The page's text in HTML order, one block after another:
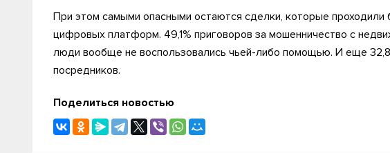
При этом самыми опасными остаются сделки, которые проходили
цифровых платформ. 49,1% приговоров за мошенничество с
люди вообще не воспользовались чьей-либо помощью. И еще
посредников.
Поделиться новостью